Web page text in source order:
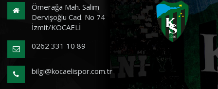
Ömerağa Mah. Salim
Dervişoğlu Cad. No 74
İzmit/KOCAELİ
0262 331 10 89
bilgi@kocaelispor.com.tr